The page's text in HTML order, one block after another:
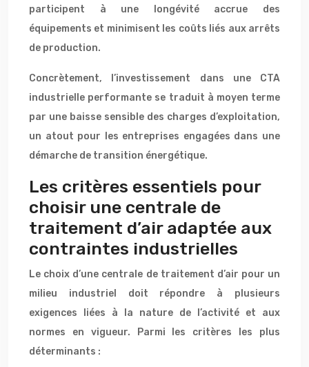
participent à une longévité accrue des
équipements et minimisent les coûts liés aux arrêts
de production.
Concrètement, l’investissement dans une CTA
industrielle performante se traduit à moyen terme
par une baisse sensible des charges d’exploitation,
un atout pour les entreprises engagées dans une
démarche de transition énergétique.
Les critères essentiels pour
choisir une centrale de
traitement d’air adaptée aux
contraintes industrielles
Le choix d’une centrale de traitement d’air pour un
milieu industriel doit répondre à plusieurs
exigences liées à la nature de l’activité et aux
normes en vigueur. Parmi les critères les plus
déterminants :